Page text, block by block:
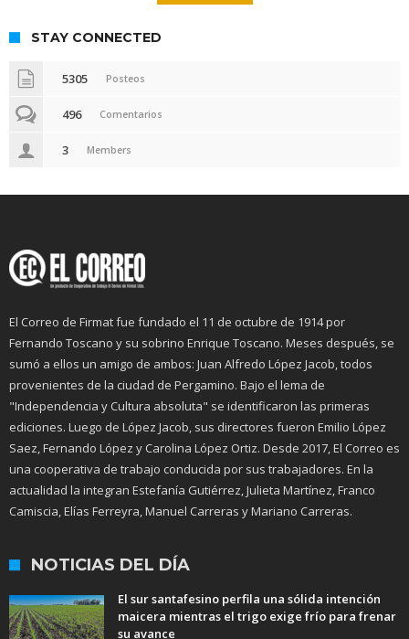
STAY CONNECTED
5305 Posteos
496 Comentarios
3 Members
El Correo de Firmat fue fundado el 11 de octubre de 1914 por
Fernando Toscano y su sobrino Enrique Toscano. Meses después, se
sumó a ellos un amigo de ambos: Juan Alfredo López Jacob, todos
provenientes de la ciudad de Pergamino. Bajo el lema de
"Independencia y Cultura absoluta" se identificaron las primeras
ediciones. Luego de López Jacob, sus directores fueron Emilio López
Saez, Fernando López y Carolina López Ortiz. Desde 2017, El Correo es
una cooperativa de trabajo conducida por sus trabajadores. En la
actualidad la integran Estefanía Gutiérrez, Julieta Martínez, Franco
Camiscia, Elías Ferreyra, Manuel Carreras y Mariano Carreras.
NOTICIAS DEL DÍA
El sur santafesino perfila una sólida intención
maicera mientras el trigo exige frío para frenar
su avance